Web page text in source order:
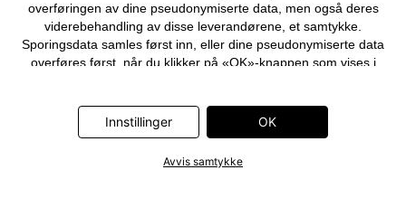
overføringen av dine pseudonymiserte data, men også deres
viderebehandling av disse leverandørene, et samtykke.
Sporingsdata samles først inn, eller dine pseudonymiserte data
overføres først, når du klikker på «OK»-knappen som vises i
Communications GmbH, ID5 Technology Ltd, Meta Platforms
Ireland Ltd, Microsoft Ireland Operations Ltd, Pinterest Europe
Technologies UK Ltd. Ytterligere informasjon om
Innstillinger OK
Avvis samtykke